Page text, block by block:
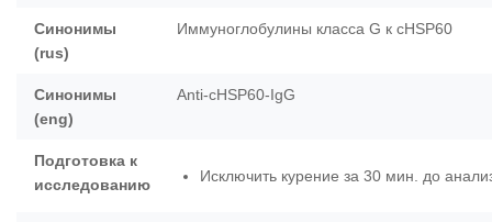
Синонимы
(rus)
Иммуноглобулины класса G к cHSP60
Синонимы
(eng)
Anti-cHSP60-IgG
Подготовка к
исследованию
Исключить курение за 30 мин. до